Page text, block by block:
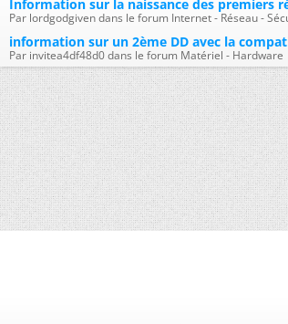
Information sur la naissance des premiers
Par lordgodgiven dans le forum Internet - Réseau -
information sur un 2ème DD avec la
Par invitea4df48d0 dans le forum Matériel - Hardware